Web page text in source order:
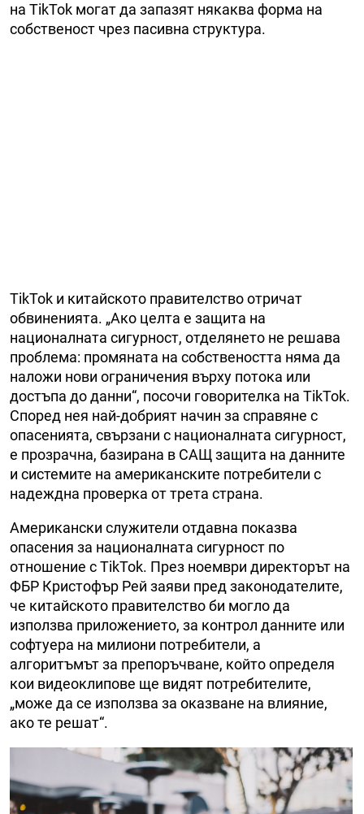
на TikTok могат да запазят някаква форма на
собственост чрез пасивна структура.
TikTok и китайското правителство отричат
обвиненията. „Ако целта е защита на
националната сигурност, отделянето не решава
проблема: промяната на собствеността няма да
наложи нови ограничения върху потока или
достъпа до данни“, посочи говорителка на TikTok.
Според нея най-добрият начин за справяне с
опасенията, свързани с националната сигурност,
е прозрачна, базирана в САЩ защита на данните
и системите на американските потребители с
надеждна проверка от трета страна.
Американски служители отдавна показва
опасения за националната сигурност по
отношение с TikTok. През ноември директорът на
ФБР Кристофър Рей заяви пред законодателите,
че китайското правителство би могло да
използва приложението, за контрол данните или
софтуера на милиони потребители, а
алгоритъмът за препоръчване, който определя
кои видеоклипове ще видят потребителите,
„може да се използва за оказване на влияние,
ако те решат“.